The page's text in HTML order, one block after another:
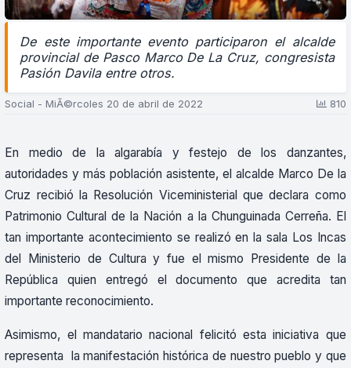
De este importante evento participaron el alcalde
provincial de Pasco Marco De La Cruz, congresista
Pasión Davila entre otros.
Social - MiÃ©rcoles 20 de abril de 2022 810
En medio de la algarabía y festejo de los danzantes,
autoridades y más población asistente, el alcalde Marco De la
Cruz recibió la Resolución Viceministerial que declara como
Patrimonio Cultural de la Nación a la Chunguinada Cerreña. El
tan importante acontecimiento se realizó en la sala Los Incas
del Ministerio de Cultura y fue el mismo Presidente de la
República quien entregó el documento que acredita tan
importante reconocimiento.
Asimismo, el mandatario nacional felicitó esta iniciativa que
representa la manifestación histórica de nuestro pueblo y que